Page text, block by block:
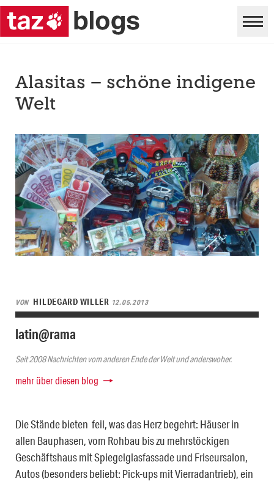
Alasitas – schöne indigene
Welt
VON HILDEGARD WILLER 12.05.2013
latin@rama
Seit 2008 Nachrichten vom anderen Ende der Welt und anderswoher.
mehr über diesen blog
Die Stände bieten feil, was das Herz begehrt: Häuser in
allen Bauphasen, vom Rohbau bis zu mehrstöckigen
Geschäftshaus mit Spiegelglasfassade und Friseursalon,
Autos (besonders beliebt: Pick-ups mit Vierradantrieb), ein